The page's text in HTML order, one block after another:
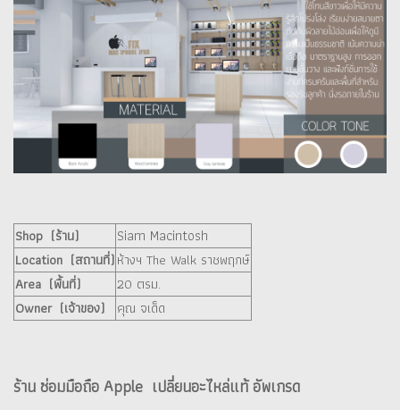
Shop (ร้าน) Siam Macintosh
Location (สถานที่)ห้างฯ The Walk ราชพฤกษ์
Area (พื้นที่)
20 ตรม.
Owner (เจ้าของ)
คุณ จเด็ด
ร้าน ซ่อมมือถือ Apple เปลี่ยนอะไหล่แท้ อัพเกรด